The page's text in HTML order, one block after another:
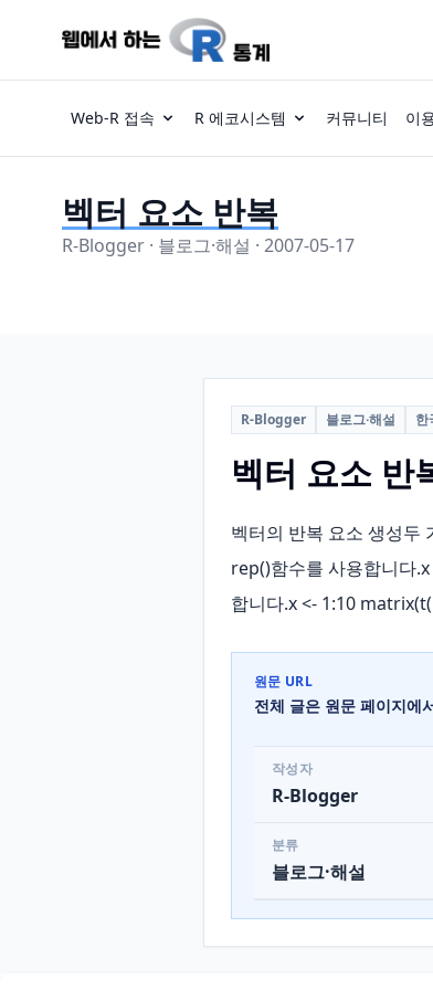
Web-R 접속 R 에코시스템 커뮤니티 이
벡터 요소 반복
R-Blogger · 블로그·해설 · 2007-05-17
R-Blogger 블로그·해설 한
벡터 요소 반
벡터의 반복 요소 생성두
rep()함수를 사용합니다
합니다.x <- 1:10
원문 URL
전체 글은 원문 페이지에
작성자
R-Blogger
분류
블로그·해설